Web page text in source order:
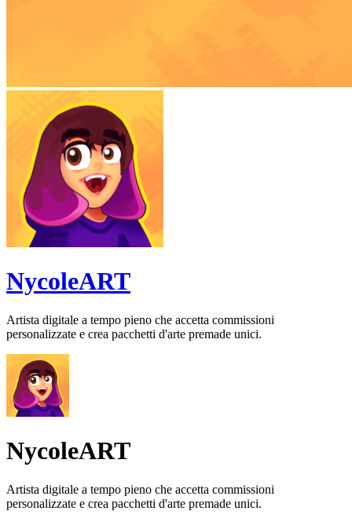
NycoleART
Artista digitale a tempo pieno che accetta commissioni
personalizzate e crea pacchetti d'arte premade unici.
NycoleART
Artista digitale a tempo pieno che accetta commissioni
personalizzate e crea pacchetti d'arte premade unici.